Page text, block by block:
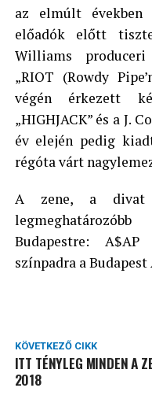
az elmúlt években
előadók előtt
Williams produceri
„RIOT (Rowdy
végén érkezett
„HIGHJACK” és a J.
év elején pedig
régóta várt
A zene, a divat
Budapestre:
színpadra a Budapest
KÖVETKEZŐ CIKK
ITT TÉNYLEG MINDEN A
2018